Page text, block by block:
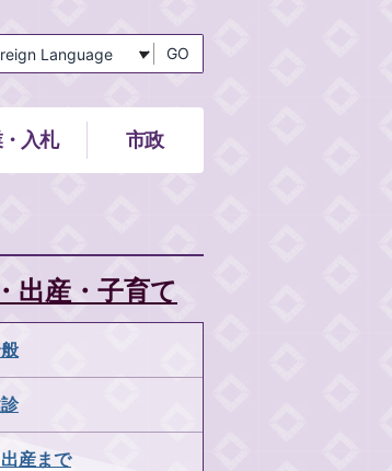
GO
入札 市政
出産・子育て
産まで